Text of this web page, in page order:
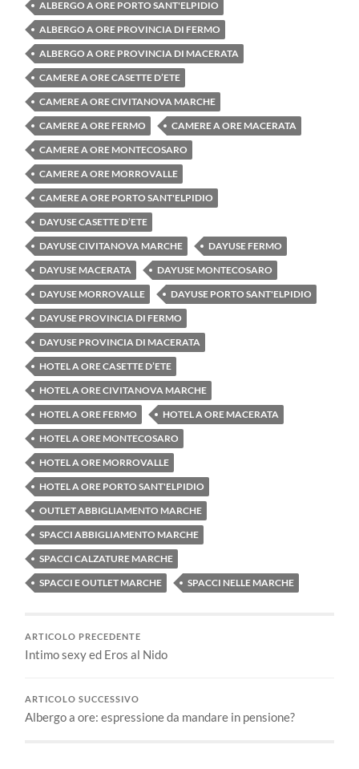
ALBERGO A ORE PORTO SANT'ELPIDIO
ALBERGO A ORE PROVINCIA DI FERMO
ALBERGO A ORE PROVINCIA DI MACERATA
CAMERE A ORE CASETTE D’ETE
CAMERE A ORE CIVITANOVA MARCHE
CAMERE A ORE FERMO
CAMERE A ORE MACERATA
CAMERE A ORE MONTECOSARO
CAMERE A ORE MORROVALLE
CAMERE A ORE PORTO SANT'ELPIDIO
DAYUSE CASETTE D’ETE
DAYUSE CIVITANOVA MARCHE
DAYUSE FERMO
DAYUSE MACERATA
DAYUSE MONTECOSARO
DAYUSE MORROVALLE
DAYUSE PORTO SANT'ELPIDIO
DAYUSE PROVINCIA DI FERMO
DAYUSE PROVINCIA DI MACERATA
HOTEL A ORE CASETTE D’ETE
HOTEL A ORE CIVITANOVA MARCHE
HOTEL A ORE FERMO
HOTEL A ORE MACERATA
HOTEL A ORE MONTECOSARO
HOTEL A ORE MORROVALLE
HOTEL A ORE PORTO SANT'ELPIDIO
OUTLET ABBIGLIAMENTO MARCHE
SPACCI ABBIGLIAMENTO MARCHE
SPACCI CALZATURE MARCHE
SPACCI E OUTLET MARCHE
SPACCI NELLE MARCHE
ARTICOLO PRECEDENTE
Intimo sexy ed Eros al Nido
ARTICOLO SUCCESSIVO
Albergo a ore: espressione da mandare in pensione?